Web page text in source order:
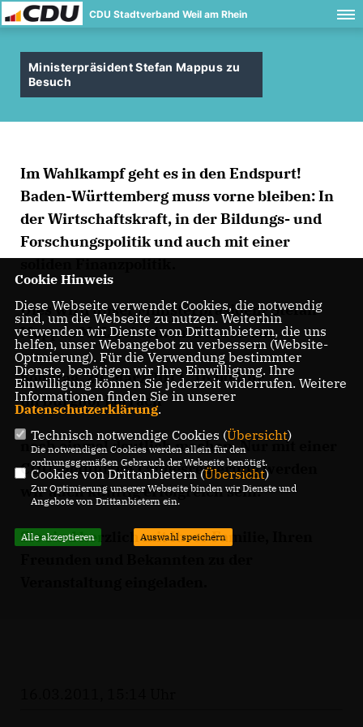
CDU Stadtverband Weil am Rhein
Ministerpräsident Stefan Mappus zu
Besuch
Im Wahlkampf geht es in den Endspurt!
Baden-Württemberg muss vorne bleiben: In
der Wirtschaftskraft, in der Bildungs- und
Forschungspolitik und auch mit einer
soliden Finanzpolitik.
Dies wird unser Ministerpräsident Stefan
Mappus MdL bei seinem Besuch am
Sonntag, 20. März 2011, 16.00 Uhr
im Burghof Lörrach
noch einmal deutlich machen. Nur mit einer
CDU–geführten Landesregierung werden
wir auch künftig erfolgreich sein!
Sie sind herzlich mit Ihrer Familie, Ihren
Cookie Hinweis
Diese Webseite verwendet Cookies, die notwendig
sind, um die Webseite zu nutzen. Weiterhin
verwenden wir Dienste von Drittanbietern, die uns
helfen, unser Webangebot zu verbessern (Website-
Optmierung). Für die Verwendung bestimmter
Dienste, benötigen wir Ihre Einwilligung. Ihre
Einwilligung können Sie jederzeit widerrufen. Weitere
Informationen finden Sie in unserer
Datenschutzerklärung.
Technisch notwendige Cookies (Übersicht)
Die notwendigen Cookies werden allein für den
ordnungsgemäßen Gebrauch der Webseite benötigt.
Cookies von Drittanbietern (Übersicht)
Zur Optimierung unserer Webseite binden wir Dienste und
Angebote von Drittanbietern ein.
Alle akzeptieren Auswahl speichern